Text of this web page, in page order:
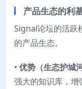
产品生态的利
Signal论坛的活跃
的产品生态。
• 优势（生态护城
强大的知识库，